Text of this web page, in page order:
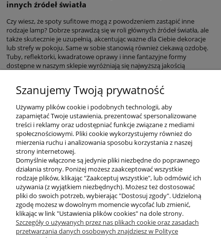
innych źródeł światła
Czy wiesz, że spoty sufitowe mogą z powodzeniem zastąpić inne
rodzaje lamp? Dobrze sprawdzą się w roli głównych źródeł światła, ale
także skutecznie je uzupełnią, akcentując ważne dla Ciebie dekoracje
lub strefy w pokoju. Same w sobie stanowią również ciekawą ozdobę.
Tuby, reflektorki, kwadratowe oprawy i inne fantazyjne formy
dostępne w naszym sklepie wyróżniają się najwyższą jakością
KONTAKT
DODATKOWE
MOJE KONTO
Szanujemy Twoją prywatność
Używamy plików cookie i podobnych technologii, aby
zapamiętać Twoje ustawienia, prezentować spersonalizowane
treści i reklamy oraz udostępniać funkcje związane z mediami
społecznościowymi. Pliki cookie wykorzystujemy również do
mierzenia ruchu i analizowania sposobu korzystania z naszej
strony internetowej.
Domyślnie włączone są jedynie pliki niezbędne do poprawnego
działania strony. Poniżej możesz zaakceptować wszystkie
rodzaje plików, klikając "Zaakceptuj wszystkie", lub odmówić ich
używania (z wyjątkiem niezbędnych). Możesz też dostosować
pliki do swoich potrzeb, wybierając "Dostosuj zgody". Udzieloną
zgodę możesz w dowolnym momencie wycofać lub zmienić,
klikając w link "Ustawienia plików cookies" na dole strony.
Szczegóły o używanych przez nas plikach cookie oraz zasadach
przetwarzania danych osobowych znajdziesz w Polityce